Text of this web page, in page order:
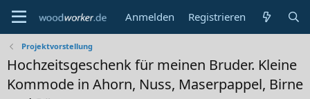
Anmelden Registrieren
Projektvorstellung
Hochzeitsgeschenk für meinen Bruder. Kleine
Kommode in Ahorn, Nuss, Maserpappel, Birne